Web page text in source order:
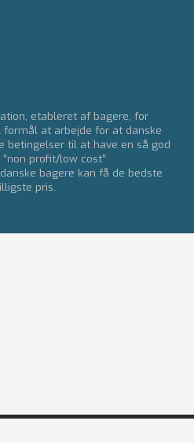
etableret af bagere, for
at arbejde for at danske
betingelser til at have en så god
profit/low cost”
bagere kan få de bedste
pris.